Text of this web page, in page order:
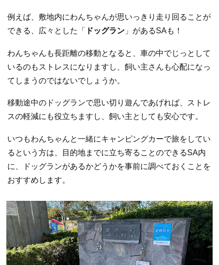
例えば、敷地内にわんちゃんが思いっきり走り回ることが
できる、広々とした「
ドッグラン 」があるSAも！
わんちゃんも長距離の移動となると、車の中でじっとして
いるのもストレスになりますし、飼い主さんも心配になっ
てしまうのではないでしょうか。
移動途中のドッグランで思い切り遊んであげれば、ストレ
スの軽減にも役立ちますし、飼い主としても安心です。
いつもわんちゃんと一緒にキャンピングカーで旅をしてい
るという方は、目的地までに立ち寄ることのできるSA内
に、ドッグランがあるかどうかを事前に調べておくことを
おすすめします。